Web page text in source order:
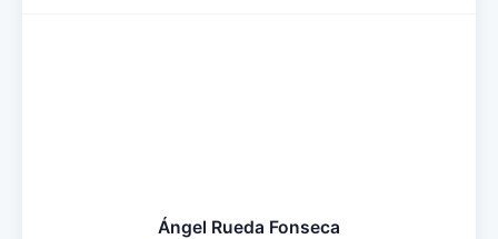
Ángel Rueda Fonseca